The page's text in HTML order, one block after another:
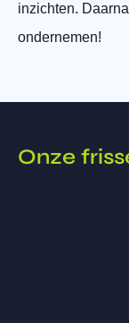
inzichten.
ondernemen!
Onze